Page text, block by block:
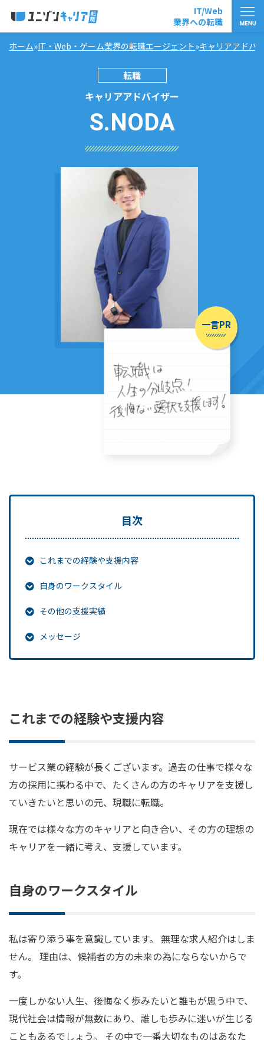
IT/Web
業界への転職
03-6450-5980
平日10時-21時
ホーム»IT・Web・ゲーム業界の転職エージェント»キャリアアドバ
転職
キャリアアドバイザー
S.NODA
一言PR
目次
これまでの経験や支援内容
自身のワークスタイル
その他の支援実績
メッセージ
これまでの経験や支援内容
サービス業の経験が長くございます。過去の仕事で様々な
方の採用に携わる中で、たくさんの方のキャリアを支援し
ていきたいと思いの元、現職に転職。
現在では様々な方のキャリアと向き合い、その方の理想の
キャリアを一緒に考え、支援しています。
自身のワークスタイル
私は寄り添う事を意識しています。 無理な求人紹介はしま
せん。 理由は、候補者の方の未来の為にならないからで
す。
一度しかない人生、後悔なく歩みたいと誰もが思う中で、
現代社会は情報が無数にあり、誰しも歩みに迷いが生じる
こともあるでしょう。 その中で一番大切なものはあなた